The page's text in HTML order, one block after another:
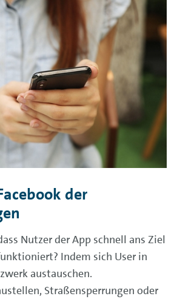
der
Nutzer der App schnell ans Ziel
Indem sich User in
austauschen.
Straßensperrungen oder